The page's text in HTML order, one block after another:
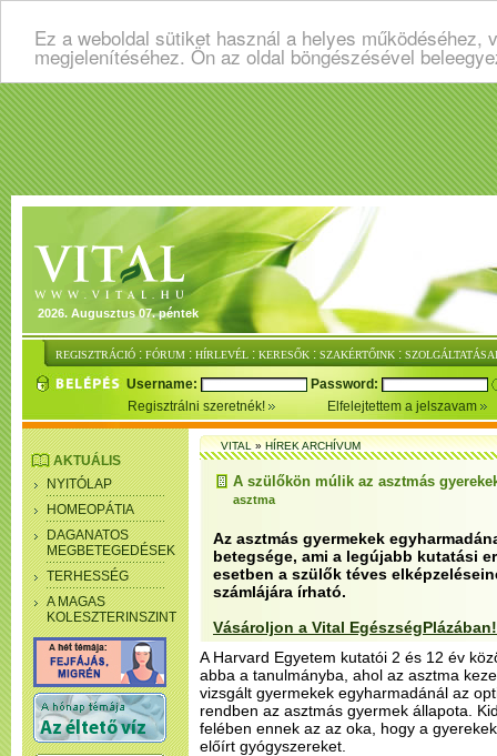
Ez a weboldal sütiket használ a helyes
megjelenítéséhez. Ön az oldal böngészésével
2026. Augusztus 07. péntek
REGISZTRÁCIÓ : FÓRUM : HÍRLEVÉL : KERESŐK : SZAKÉRTŐINK :
Username:
Password:
Regisztrálni szeretnék!
Elfelejtettem a jelszavam
AKTUÁLIS
NYITÓLAP
HOMEOPÁTIA
DAGANATOS
MEGBETEGEDÉSEK
TERHESSÉG
A MAGAS
KOLESZTERINSZINT
VITAL»HÍREK ARCHÍVUM
A szülőkön múlik az asztmás
asztma
Az asztmás gyermekek
betegsége, ami a legújabb kutatási
esetben a szülők téves
számlájára írható.
Vásároljon a Vital EgészségPlázában!
A Harvard Egyetem kutatói 2 és 12 év
abba a tanulmányba, ahol az asztma
vizsgált gyermekek egyharmadánál az
rendben az asztmás gyermek állapota.
felében ennek az az oka, hogy a
előírt gyógyszereket.